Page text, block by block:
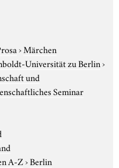
›Märchen
Universität zu Berlin›
und
Seminar
A-Z›Berlin